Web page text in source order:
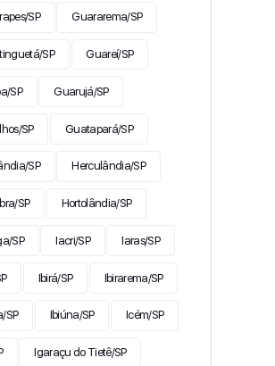
SP Guararema/SP
SP Guareí/SP
SP Guarujá/SP
SP Guatapará/SP
SP Herculândia/SP
SP Hortolândia/SP
SP Iacri/SP Iaras/SP
Ibirá/SP Ibirarema/SP
SP Ibiúna/SP Icém/SP
Igaraçu do Tietê/SP